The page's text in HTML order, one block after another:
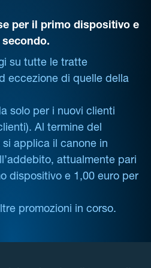
per il primo dispositivo e
secondo.
su tutte le tratte
eccezione di quelle della
solo per i nuovi clienti
Al termine del
applica il canone in
attualmente pari
dispositivo e 1,00 euro per
promozioni in corso.